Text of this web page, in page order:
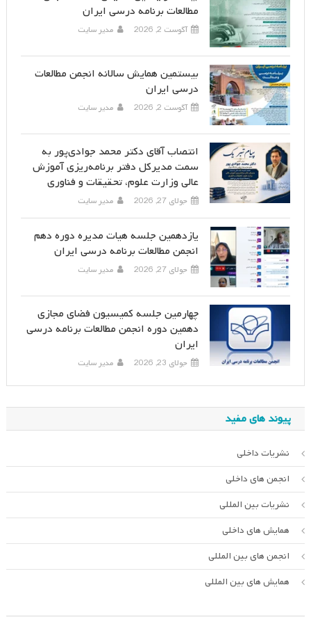
مطالعات برنامه درسی ایران
آگوست 2, 2026 مدیر سایت
بیستمین همایش سالانه انجمن مطالعات
درسی ایران
آگوست 2, 2026 مدیر سایت
انتصاب آقای دکتر محمد جوادی‌پور به
سمت مدیرکل دفتر برنامه‌ریزی آموزش
عالی وزارت علوم، تحقیقات و فناوری
جولای 27, 2026 مدیر سایت
یازدهمین جلسه هیات مدیره دوره دهم
انجمن مطالعات برنامه درسی ایران
جولای 27, 2026 مدیر سایت
چهارمین جلسه کمیسیون فضای مجازی
دهمین دوره انجمن مطالعات برنامه درسی
ایران
جولای 23, 2026 مدیر سایت
پیوند های مفید
نشریات داخلی
انجمن های داخلی
نشریات بین المللی
همایش های داخلی
انجمن های بین المللی
همایش های بین المللی